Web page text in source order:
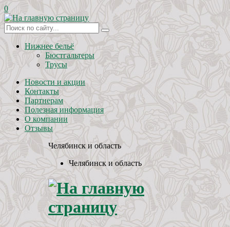
0
Нижнее бельё
Бюстгальтеры
Трусы
Новости и акции
Контакты
Партнерам
Полезная информация
О компании
Отзывы
Челябинск и область
Челябинск и область